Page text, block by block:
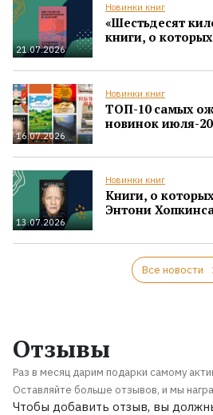
21.07.2026
Новинки книг
«Шестьдесят
книги, о
16.07.2026
Новинки книг
ТОП-10 самых
новинок июля-
13.07.2026
Новинки книг
Книги, о
Энтони
Все новости
Отзывы
Раз в месяц дарим подарки самому
Оставляйте больше отзывов, и мы
Чтобы добавить отзыв, вы